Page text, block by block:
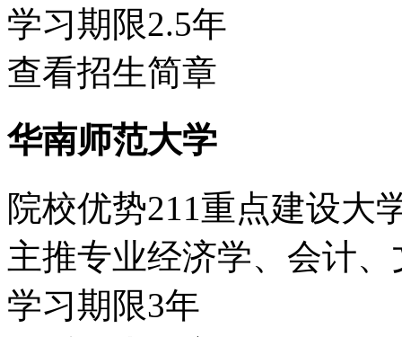
学习期限2.5年
查看招生简章
华南师范大学
院校优势211重点建设大
主推专业经济学、会计、
学习期限3年